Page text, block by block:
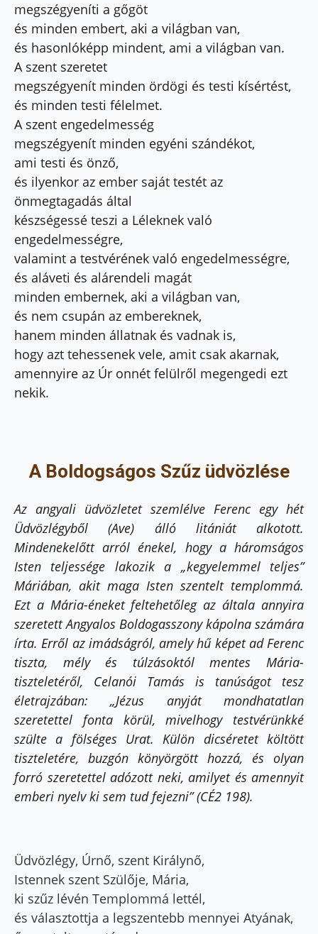
megszégyeníti a gőgöt
és minden embert, aki a világban van,
és hasonlóképp mindent, ami a világban van.
A szent szeretet
megszégyenít minden ördögi és testi kísértést,
és minden testi félelmet.
A szent engedelmesség
megszégyenít minden egyéni szándékot,
ami testi és önző,
és ilyenkor az ember saját testét az
önmegtagadás által
készségessé teszi a Léleknek való
engedelmességre,
valamint a testvérének való engedelmességre,
és aláveti és alárendeli magát
minden embernek, aki a világban van,
és nem csupán az embereknek,
hanem minden állatnak és vadnak is,
hogy azt tehessenek vele, amit csak akarnak,
amennyire az Úr onnét felülről megengedi ezt
nekik.
A Boldogságos Szűz üdvözlése
Az angyali üdvözletet szemlélve Ferenc egy hét
Üdvözlégyből (Ave) álló litániát alkotott.
Mindenekelőttarról énekel, hogy a háromságos
Isten teljessége lakozik a „kegyelemmel teljes”
Máriában, akit maga Isten szentelt templommá.
Ezt a Mária-éneket feltehetőleg az általa annyira
szeretett Angyalos Boldogasszony kápolna számára
írta. Erről az imádságról, amely hű képet ad Ferenc
tiszta, mély és túlzásoktól mentes Mária-
tiszteletéről, Celanói Tamás is tanúságot tesz
életrajzában: „Jézus anyját mondhatatlan
szeretettel fonta körül, mivelhogy testvérünkké
szülte a fölséges Urat. Külön dicséretet költött
tiszteletére, buzgón könyörgött hozzá, és olyan
forró szeretettel adózott neki, amilyet és amennyit
emberi nyelv ki sem tud fejezni” (CÉ2 198).
Üdvözlégy, Úrnő, szent Királynő,
Istennek szent Szülője, Mária,
ki szűz lévén Templommá lettél,
és választottja a legszentebb mennyei Atyának,